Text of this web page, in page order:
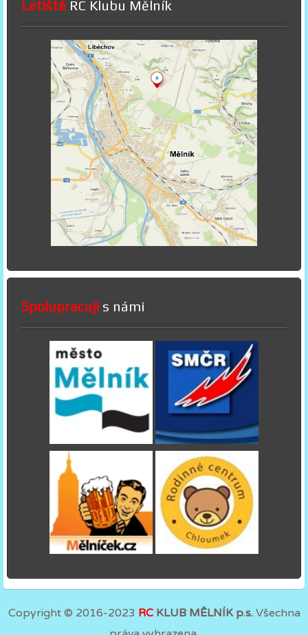
Letiště RC Klubu Mělník
Spolupracujís námi
Copyright © 2016-2023 RC KLUB MĚLNÍK p.s.Všechna